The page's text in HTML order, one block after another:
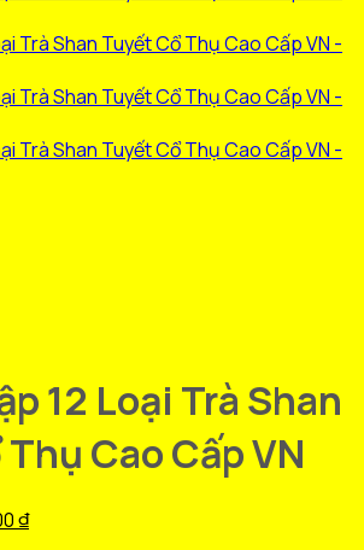
12 Loại Trà Shan
Cao Cấp VN
₫Giá